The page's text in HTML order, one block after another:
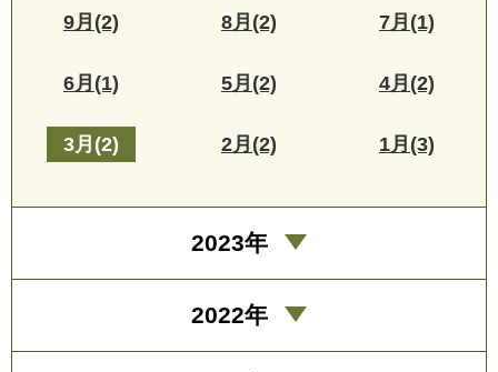
9月(2) 8月(2) 7月(1)
6月(1) 5月(2) 4月(2)
3月(2) 2月(2) 1月(3)
2023年
2022年